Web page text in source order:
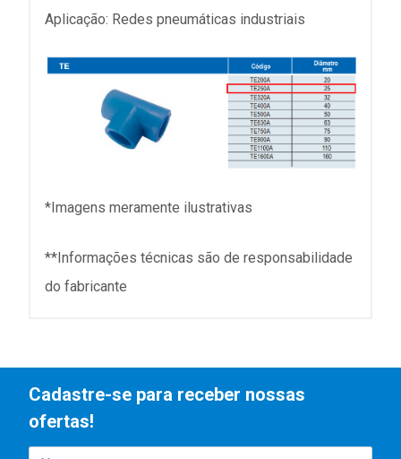
Aplicação: Redes pneumáticas industriais
*Imagens meramente ilustrativas
**Informações técnicas são de responsabilidade
do fabricante
Cadastre-se para receber nossas
ofertas!